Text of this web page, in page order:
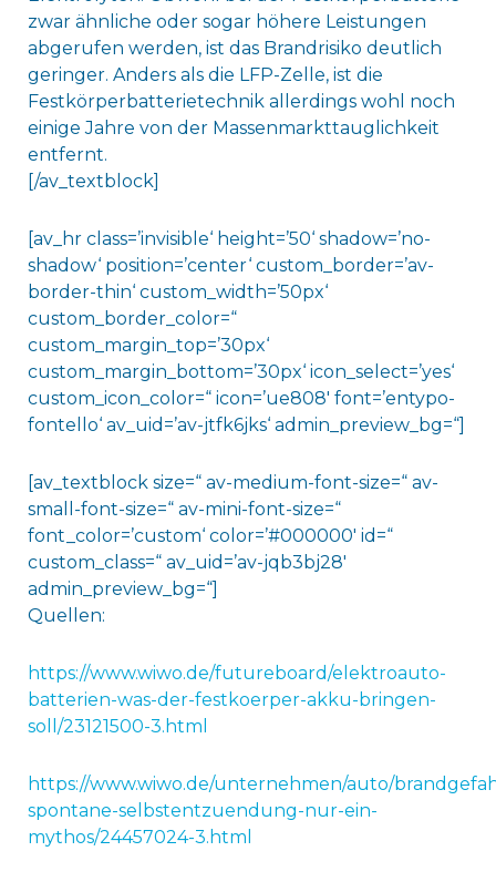
zwar ähnliche oder sogar höhere Leistungen
abgerufen werden, ist das Brandrisiko deutlich
geringer. Anders als die LFP-Zelle, ist die
Festkörperbatterietechnik allerdings wohl noch
einige Jahre von der Massenmarkttauglichkeit
entfernt.
[/av_textblock]
[av_hr class=’invisible‘ height=’50‘ shadow=’no-
shadow‘ position=’center‘ custom_border=’av-
border-thin‘ custom_width=’50px‘
custom_border_color=“
custom_margin_top=’30px‘
custom_margin_bottom=’30px‘ icon_select=’yes‘
custom_icon_color=“ icon=’ue808′ font=’entypo-
fontello‘ av_uid=’av-jtfk6jks‘ admin_preview_bg=“]
[av_textblock size=“ av-medium-font-size=“ av-
small-font-size=“ av-mini-font-size=“
font_color=’custom‘ color=’#000000′ id=“
custom_class=“ av_uid=’av-jqb3bj28′
admin_preview_bg=“]
Quellen:
https://www.wiwo.de/futureboard/elektroauto-
batterien-was-der-festkoerper-akku-bringen-
soll/23121500-3.html
https://www.wiwo.de/unternehmen/auto/
spontane-selbstentzuendung-nur-ein-
mythos/24457024-3.html